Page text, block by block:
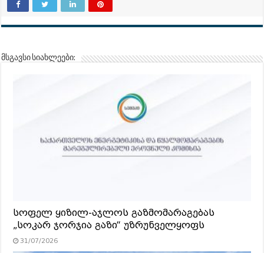
მსგავსი სიახლეები:
სოფელ ყიზილ-აჯლოს გაზმომარაგებას
„სოკარ ჯორჯია გაზი“ უზრუნველყოფს
31/07/2026